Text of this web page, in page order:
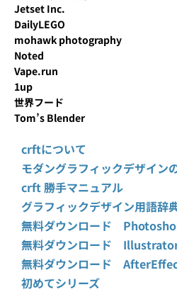
Jetset Inc.
DailyLEGO
mohawk photography
Noted
Vape.run
1up
世界フード
Tom’s Blender
crftについて
モダングラフィックデザイン
crft 勝手マニュアル
グラフィックデザイン用語辞
無料ダウンロード
無料ダウンロード
無料ダウンロード
初めてシリーズ